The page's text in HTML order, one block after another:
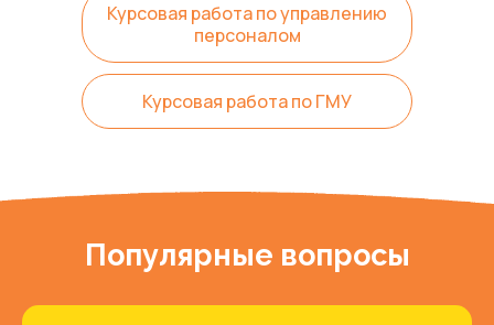
Курсовая работа по ГМУ
Курсовая работа по управлению
персоналом
Популярные вопросы